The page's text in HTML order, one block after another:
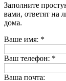
Заполните
вами, ответят на
дома.
Ваше имя: *
Ваш телефон: *
Ваша почта: